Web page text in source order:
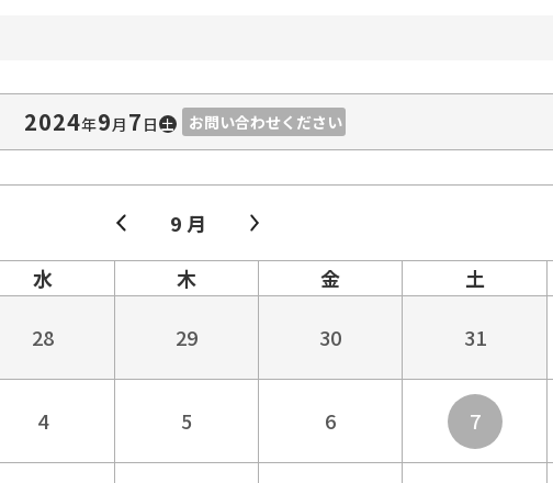
2024年9⽉ 7 ⽇ 土 お問い合わせください
9 月
水 木 金 土
28 29 30 31
4 5 6 7